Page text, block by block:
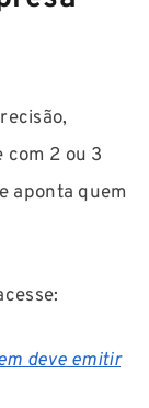
2 ou 3
aponta quem
deve emitir